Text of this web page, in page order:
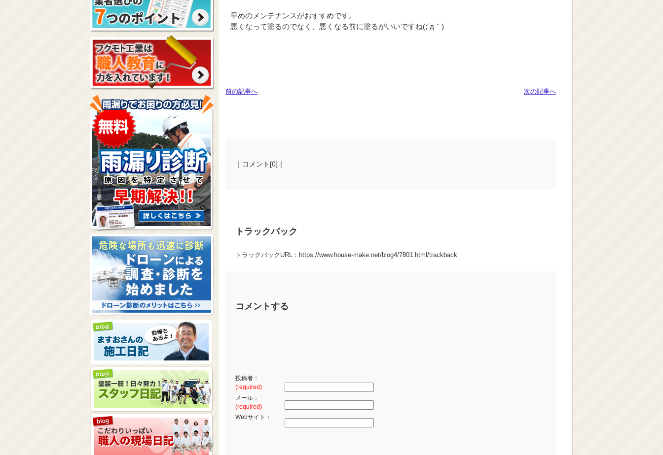
早めのメンテナンスがおすすめです。
悪くなって塗るのでなく、悪くなる前に塗るがいいですね(;´д｀)
次の記事へ
前の記事へ
｜コメント[0]｜
トラックバック
トラックバックURL：https://www.house-make.net/blog4/7801.html/trackback
コメントする
投稿者：
(required)
メール：
(required)
Webサイト：